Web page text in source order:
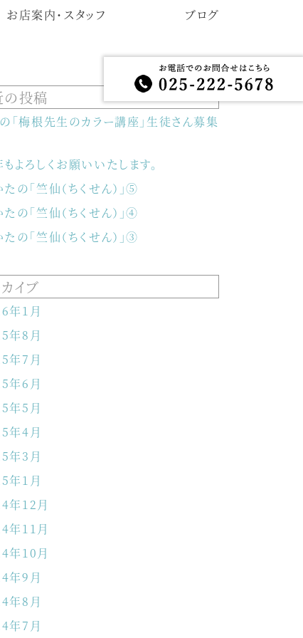
お店案内・スタッフ ブログ
の投稿
「梅根先生のカラー講座」生徒さん募集
よろしくお願いいたします。
の「竺仙（ちくせん）」⑤
の「竺仙（ちくせん）」④
の「竺仙（ちくせん）」③
イブ
年1月
年8月
年7月
年6月
年5月
年4月
年3月
年1月
年12月
年11月
年10月
年9月
年8月
年7月